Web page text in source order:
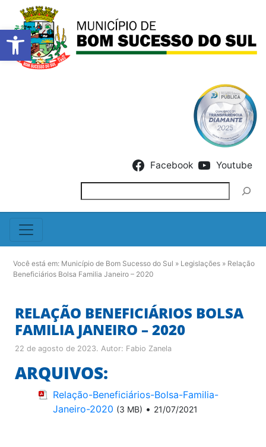
Barra de Ferramentas
Facebook Youtube
Você está em: Município de Bom Sucesso do Sul » Legislações » Relação
Beneficiários Bolsa Familia Janeiro – 2020
RELAÇÃO BENEFICIÁRIOS BOLSA
FAMILIA JANEIRO – 2020
22 de agosto de 2023. Autor: Fabio Zanela
ARQUIVOS:
Relação-Beneficiários-Bolsa-Familia-
Janeiro-2020 (3 MB) • 21/07/2021